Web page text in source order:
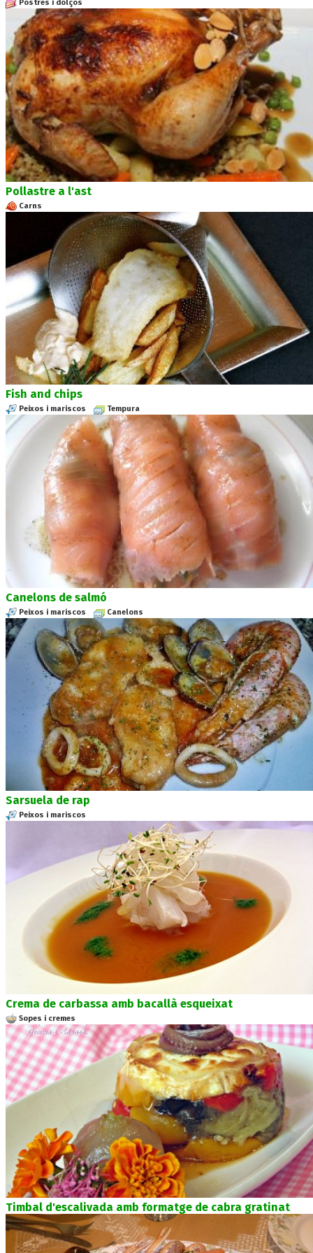
Postres i dolços
Pollastre a l'ast
Carns
Fish and chips
Peixos i mariscos Tempura
Canelons de salmó
Peixos i mariscos Canelons
Sarsuela de rap
Peixos i mariscos
Crema de carbassa amb bacallà esqueixat
Sopes i cremes
Timbal d'escalivada amb formatge de cabra gratinat